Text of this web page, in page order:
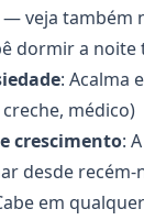
veja também
dormir a noite
: Acalma
médico)
crescimento:
desde recém-
em